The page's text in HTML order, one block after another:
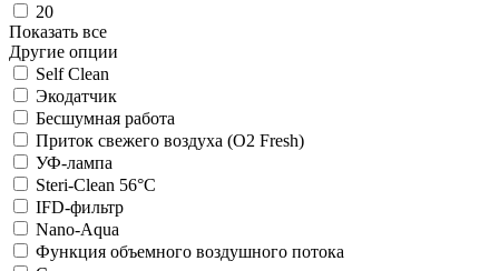
20
Показать все
Другие опции
Self Clean
Экодатчик
Беcшумная работа
Приток свежего воздуха (O2 Fresh)
УФ-лампа
Steri-Clean 56°C
IFD-фильтр
Nano-Aqua
Функция объемного воздушного потока